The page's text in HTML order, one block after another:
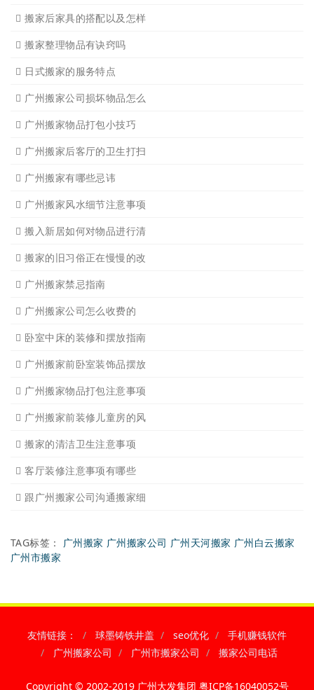
搬家后家具的搭配以及怎样
搬家整理物品有诀窍吗
日式搬家的服务特点
广州搬家公司损坏物品怎么
广州搬家物品打包小技巧
广州搬家后客厅的卫生打扫
广州搬家有哪些忌讳
广州搬家风水细节注意事项
搬入新居如何对物品进行清
搬家的旧习俗正在慢慢的改
广州搬家禁忌指南
广州搬家公司怎么收费的
卧室中床的装修和摆放指南
广州搬家前卧室装饰品摆放
广州搬家物品打包注意事项
广州搬家前装修儿童房的风
搬家的清洁卫生注意事项
客厅装修注意事项有哪些
跟广州搬家公司沟通搬家细
TAG标签： 广州搬家 广州搬家公司 广州天河搬家 广州白云搬家
广州市搬家
友情链接： 球墨铸铁井盖 seo优化
手机赚钱软件
广州搬家公司
广州市搬家公司 搬家公司电话
Copyright © 2002-2019 广州大发集团 粤ICP备16040052号